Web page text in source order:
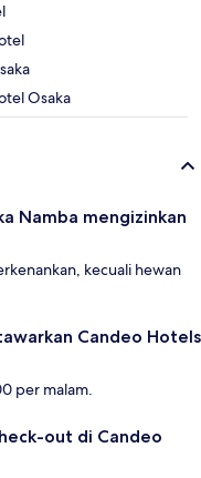
Osaka
Namba mengizinkan
kecuali hewan
Candeo Hotels
per malam.
out di Candeo